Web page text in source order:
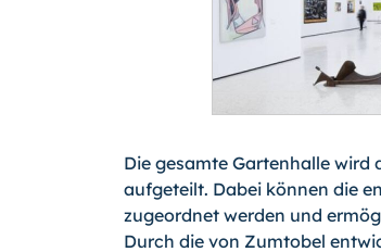
Die gesamte Gartenhalle
aufgeteilt. Dabei können die
zugeordnet werden und
Durch die von Zumtobel